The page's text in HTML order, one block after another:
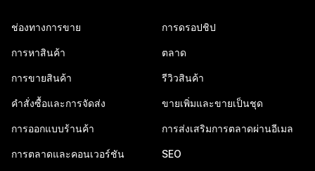
ช่องทางการขาย
การหาสินค้า
การขายสินค้า
คำสั่งซื้อและการจัดส่ง
การออกแบบร้านค้า
การตลาดและคอนเวอร์ชัน
การดรอปชิป
ตลาด
รีวิวสินค้า
ขายเพิ่มและขายเป็นชุด
การส่งเสริมการตลาดผ่านอีเมล
SEO